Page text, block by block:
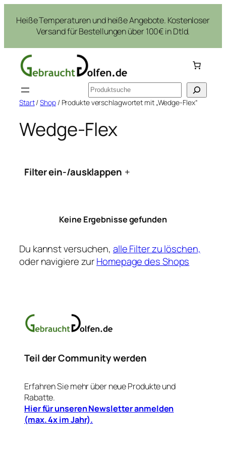
Inhalt
springen
Heiße Temperaturen und heiße Angebote. Kostenloser
Versand für Bestellungen über 100€ in Dtld.
Suchen
Start/Shop/ Produkte verschlagwortet mit „Wedge-Flex“
Wedge-Flex
Filter ein-/ausklappen +
Keine Ergebnisse gefunden
Du kannst versuchen, alle Filter zu löschen,
oder navigiere zurHomepage des Shops
Teil der Community werden
Erfahren Sie mehr über neue Produkte und
Rabatte.
Hier für unseren Newsletter anmelden
(max. 4x im Jahr).